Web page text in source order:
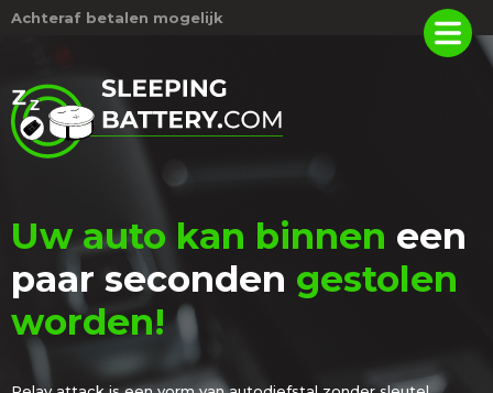
Achteraf betalen mogelijk
Uw auto kan binnen een
paar seconden gestolen
worden!